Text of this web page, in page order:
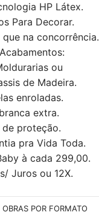
HP Látex.
Para Decorar.
na concorrência.
ou
de Madeira.
enroladas.
extra.
proteção.
pra Vida Toda.
à cada 299,00.
Juros ou 12X.
OBRAS POR FORMATO